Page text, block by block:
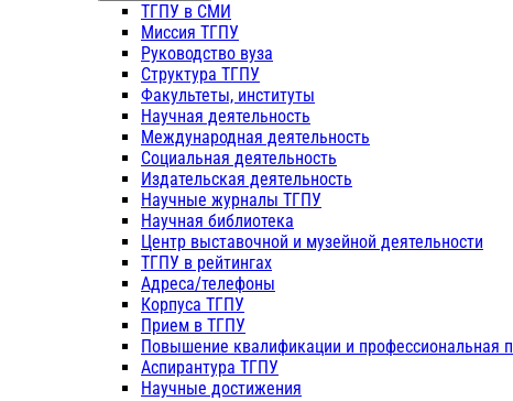
ТГПУ в СМИ
Миссия ТГПУ
Руководство вуза
Структура ТГПУ
Факультеты, институты
Научная деятельность
Международная деятельность
Социальная деятельность
Издательская деятельность
Научные журналы ТГПУ
Научная библиотека
Центр выставочной и музейной деятельности
ТГПУ в рейтингах
Адреса/телефоны
Корпуса ТГПУ
Прием в ТГПУ
Повышение квалификации и профессиональная
Аспирантура ТГПУ
Научные достижения